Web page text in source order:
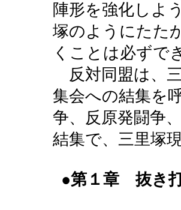
陣形を強化しよ
塚のようにたた
くことは必ずで
反対同盟は、
集会への結集を
争、反原発闘争
結集で、三里塚
●第１章 抜き